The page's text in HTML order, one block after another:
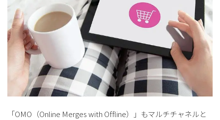
「OMO（Online Merges with Offline）」もマルチチャネルと
forRetail小売業の方向けサービス
資料ダウンロードの一覧へ
forReuse 中古買取業者向けサービス
資料ダウンロードの一覧へ
forRetail小売業の方向けサービス
お問い合わせフォームへ
forReuse 中古買取業者向けサービス
お問い合わせフォームへ